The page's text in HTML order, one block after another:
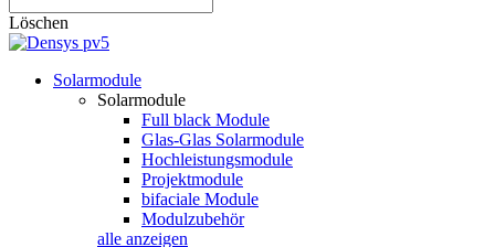
Löschen
Solarmodule
Solarmodule
Full black Module
Glas-Glas Solarmodule
Hochleistungsmodule
Projektmodule
bifaciale Module
Modulzubehör
alle anzeigen